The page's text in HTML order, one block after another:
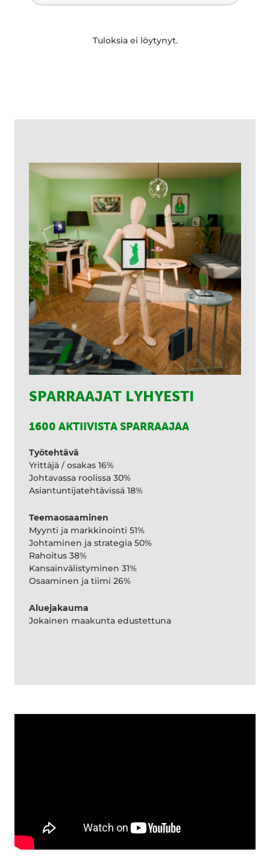
Tuloksia ei löytynyt.
SPARRAAJAT LYHYESTI
1600 AKTIIVISTA SPARRAAJAA
Työtehtävä
Yrittäjä / osakas 16%
Johtavassa roolissa 30%
Asiantuntijatehtävissä 18%
Teemaosaaminen
Myynti ja markkinointi 51%
Johtaminen ja strategia 50%
Rahoitus 38%
Kansainvälistyminen 31%
Osaaminen ja tiimi 26%
Aluejakauma
Jokainen maakunta edustettuna